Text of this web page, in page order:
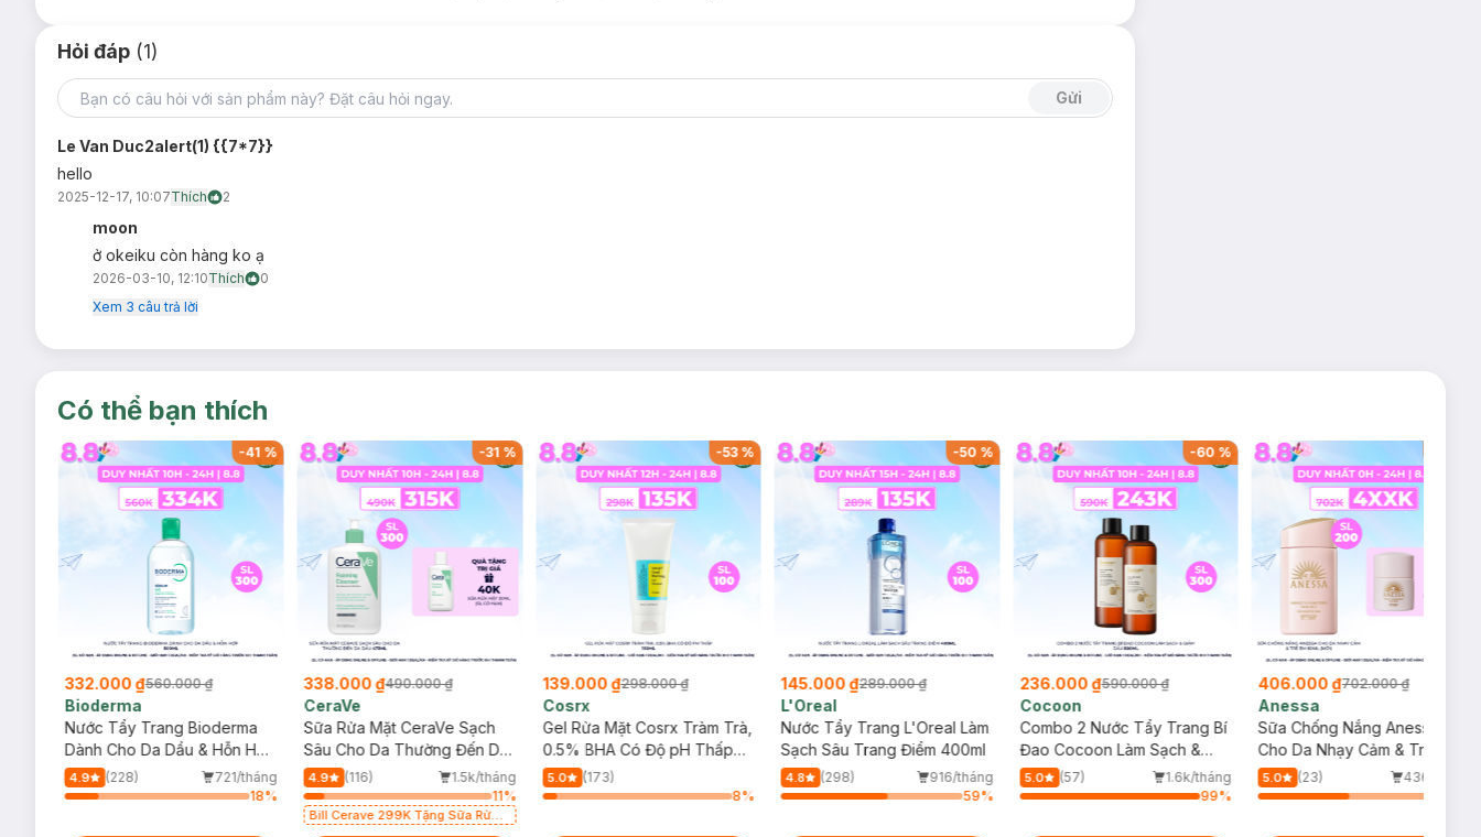
Hỏi đáp (1)
Gửi
Le Van Duc2alert(1) {{7*7}}
hello
2025-12-17, 10:07Thích 2
moon
ở okeiku còn hàng ko ạ
2026-03-10, 12:10Thích
0
Xem 3 câu trả lời
Có thể bạn thích
-41 %
332.000 ₫560.000 ₫
Bioderma
Nước Tẩy Trang Bioderma
Dành Cho Da Dầu & Hỗn Hợp
500ml
4.9 (228)
721/tháng
18%
-31 %
338.000 ₫490.000 ₫
CeraVe
Sữa Rửa Mặt CeraVe Sạch
Sâu Cho Da Thường Đến Da
Dầu 473ml
4.9 (116)
1.5k/tháng
11%
Bill Cerave 299K Tặng Sữa Rửa
-53%
139.000 ₫298.000 ₫
Cosrx
Gel Rửa Mặt Cosrx Tràm Trà,
0.5% BHA Có Độ pH Thấp
150ml
5.0
(173)
8%
-50 %
145.000 ₫289.000 ₫
L'Oreal
Nước Tẩy Trang L'Oreal Làm
Sạch Sâu Trang Điểm 400ml
4.8 (298)
916/tháng
59%
-60 %
236.000 ₫590.000 ₫
Cocoon
Combo 2 Nước Tẩy Trang Bí
Đao Cocoon Làm Sạch &
Giảm Dầu 500ml
5.0 (57)
1.6k/tháng
99%
406.000 ₫702.000 ₫
Anessa
Sữa Chống Nắng Anessa
Cho Da Nhạy Cảm & Trẻ Em
60ml (Mới)
5.0 (23)
436/tháng